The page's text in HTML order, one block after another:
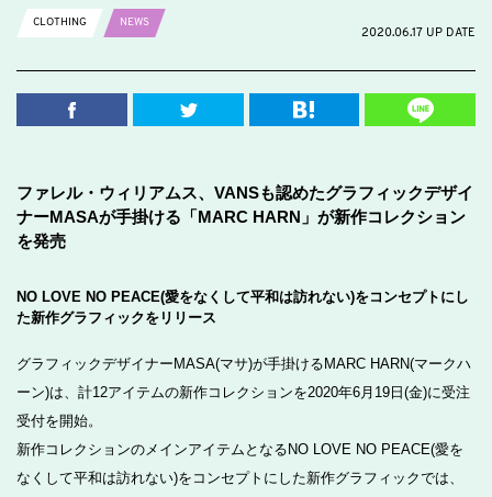
CLOTHING
NEWS
2020.06.17 UP DATE
ファレル・ウィリアムス、VANSも認めたグラフィックデザイ
ナーMASAが手掛ける「MARC HARN」が新作コレクション
を発売
NO LOVE NO PEACE(愛をなくして平和は訪れない)をコンセプトにし
た新作グラフィックをリリース
グラフィックデザイナーMASA(マサ)が手掛けるMARC HARN(マークハ
ーン)は、計12アイテムの新作コレクションを2020年6月19日(金)に受注
受付を開始。
新作コレクションのメインアイテムとなるNO LOVE NO PEACE(愛を
なくして平和は訪れない)をコンセプトにした新作グラフィックでは、